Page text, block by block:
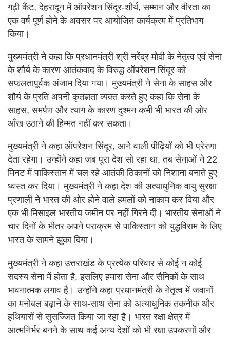
गढ़ी कैंट, देहरादून में ऑपरेशन सिंदूर-शौर्य, सम्मान और वीरता का
एक वर्ष पूर्ण होने के अवसर पर आयोजित कार्यक्रम में प्रतिभाग
किया।
मुख्यमंत्री ने कहा कि प्रधानमंत्री श्री नरेंद्र मोदी के नेतृत्व एवं सेना
के शौर्य के कारण आतंकवाद के विरुद्ध ऑपरेशन सिंदूर को
सफलतापूर्वक अंजाम दिया गया। मुख्यमंत्री ने सेना के साहस और
शौर्य के प्रति अपनी कृतज्ञता व्यक्त करते हुए कहा कि सेना के
साहस, समर्पण और त्याग के कारण दुश्मन कभी भी भारत की ओर
आँख उठाने की हिम्मत नहीं कर सकता।
मुख्यमंत्री ने कहा ऑपरेशन सिंदूर, आने वाली पीढ़ियों को भी प्रेरणा
देता रहेगा। उन्होंने कहा जब पूरा देश सो रहा था, तब सेनाओं ने 22
मिनट में पाकिस्तान में चल रहे आतंकी ठिकानों को निशाना बनाते हुए
ध्वस्त कर दिया। मुख्यमंत्री ने कहा देश की अत्याधुनिक वायु सुरक्षा
प्रणाली ने भारत की ओर होने वाले हमलों को नाकाम कर दिया और
एक भी मिसाइल भारतीय जमीन पर नहीं गिरने दी। भारतीय सेनाओं ने
चार दिनों के भीतर अपने पराक्रम से पाकिस्तान को युद्धविराम के लिए
भारत के सामने झुका दिया।
मुख्यमंत्री ने कहा उत्तराखंड के प्रत्येक परिवार से कोई न कोई
सदस्य सेना में होता है, इसलिए हमारा सेना और सैनिकों के साथ
भावनात्मक लगाव है। उन्होंने कहा प्रधानमंत्री के नेतृत्व में जवानों
का मनोबल बढ़ाने के साथ-साथ सेना को अत्याधुनिक तकनीक और
हथियारों से सुसज्जित किया जा रहा है। भारत रक्षा क्षेत्र में
आत्मनिर्भर बनने के साथ कई अन्य देशों को भी रक्षा उपकरणों और